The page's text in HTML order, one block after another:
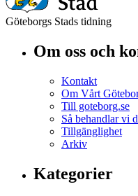
Göteborgs Stads tidning
Om oss och
Kontakt
Om Vårt
Till goteborg.se
Så behandlar vi
Tillgänglighet
Arkiv
Kategorier